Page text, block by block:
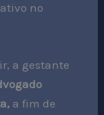
no
a gestante
a fim de